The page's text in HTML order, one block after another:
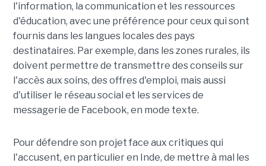
l'information, la communication et les ressources
d'éducation, avec une préférence pour ceux qui sont
fournis dans les langues locales des pays
destinataires. Par exemple, dans les zones rurales, ils
doivent permettre de transmettre des conseils sur
l'accès aux soins, des offres d'emploi, mais aussi
d'utiliser le réseau social et les services de
messagerie de Facebook, en mode texte.
Pour défendre son projet face aux critiques qui
l'accusent, en particulier en Inde, de mettre à mal les